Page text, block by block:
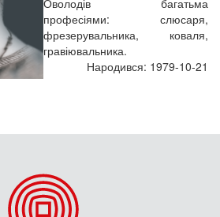
Оволодів багатьма
професіями: слюсаря,
фрезерувальника, коваля,
гравіювальника.
Народився: 1979-10-21